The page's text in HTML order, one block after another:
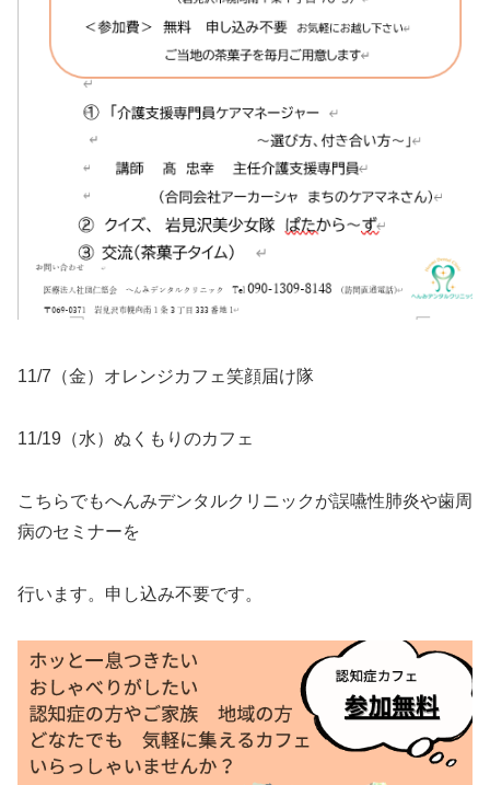
11/7（金）オレンジカフェ笑顔届け隊
11/19（水）ぬくもりのカフェ
こちらでもへんみデンタルクリニックが誤嚥性肺炎や歯周
病のセミナーを
行います。申し込み不要です。